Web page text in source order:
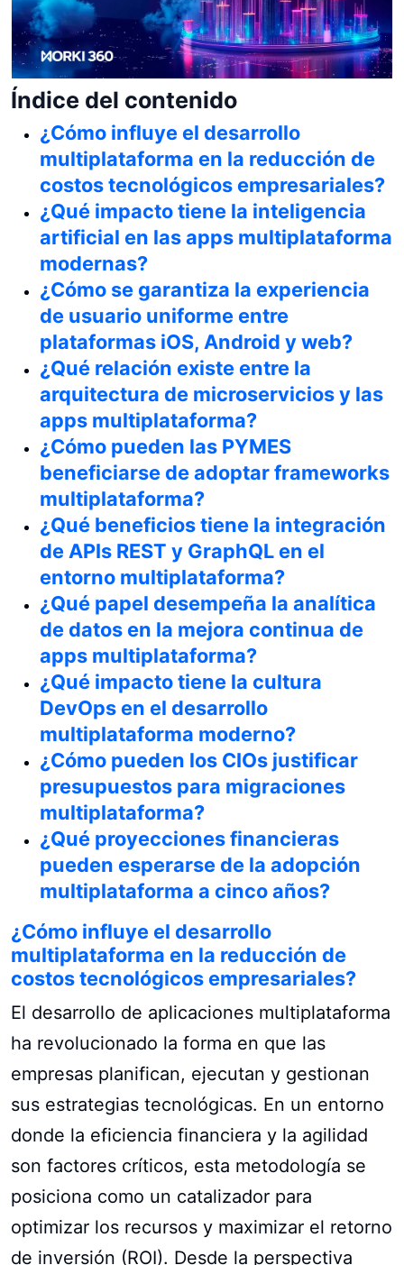
Índice del contenido
¿Cómo influye el desarrollo
multiplataforma en la reducción de
costos tecnológicos empresariales?
¿Qué impacto tiene la inteligencia
artificial en las apps multiplataforma
modernas?
¿Cómo se garantiza la experiencia
de usuario uniforme entre
plataformas iOS, Android y web?
¿Qué relación existe entre la
arquitectura de microservicios y las
apps multiplataforma?
¿Cómo pueden las PYMES
beneficiarse de adoptar frameworks
multiplataforma?
¿Qué beneficios tiene la integración
de APIs REST y GraphQL en el
entorno multiplataforma?
¿Qué papel desempeña la analítica
de datos en la mejora continua de
apps multiplataforma?
¿Qué impacto tiene la cultura
DevOps en el desarrollo
multiplataforma moderno?
¿Cómo pueden los CIOs justificar
presupuestos para migraciones
multiplataforma?
¿Qué proyecciones financieras
pueden esperarse de la adopción
multiplataforma a cinco años?
¿Cómo influye el desarrollo
multiplataforma en la reducción de
costos tecnológicos empresariales?
El desarrollo de aplicaciones multiplataforma
ha revolucionado la forma en que las
empresas planifican, ejecutan y gestionan
sus estrategias tecnológicas. En un entorno
donde la eficiencia financiera y la agilidad
son factores críticos, esta metodología se
posiciona como un catalizador para
optimizar los recursos y maximizar el retorno
de inversión (ROI). Desde la perspectiva